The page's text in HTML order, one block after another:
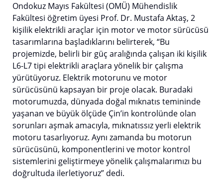
Ondokuz Mayıs Fakültesi (OMÜ) Mühendislik
Fakültesi öğretim üyesi Prof. Dr. Mustafa Aktaş, 2
kişilik elektrikli araçlar için motor ve motor sürücüsü
tasarımlarına başladıklarını belirterek, “Bu
projemizde, belirli bir güç aralığında çalışan iki kişilik
L6-L7 tipi elektrikli araçlara yönelik bir çalışma
yürütüyoruz. Elektrik motorunu ve motor
sürücüsünü kapsayan bir proje olacak. Buradaki
motorumuzda, dünyada doğal mıknatıs temininde
yaşanan ve büyük ölçüde Çin’in kontrolünde olan
sorunları aşmak amacıyla, mıknatıssız yerli elektrik
motoru tasarlıyoruz. Aynı zamanda bu motorun
sürücüsünü, komponentlerini ve motor kontrol
sistemlerini geliştirmeye yönelik çalışmalarımızı bu
doğrultuda ilerletiyoruz” dedi.